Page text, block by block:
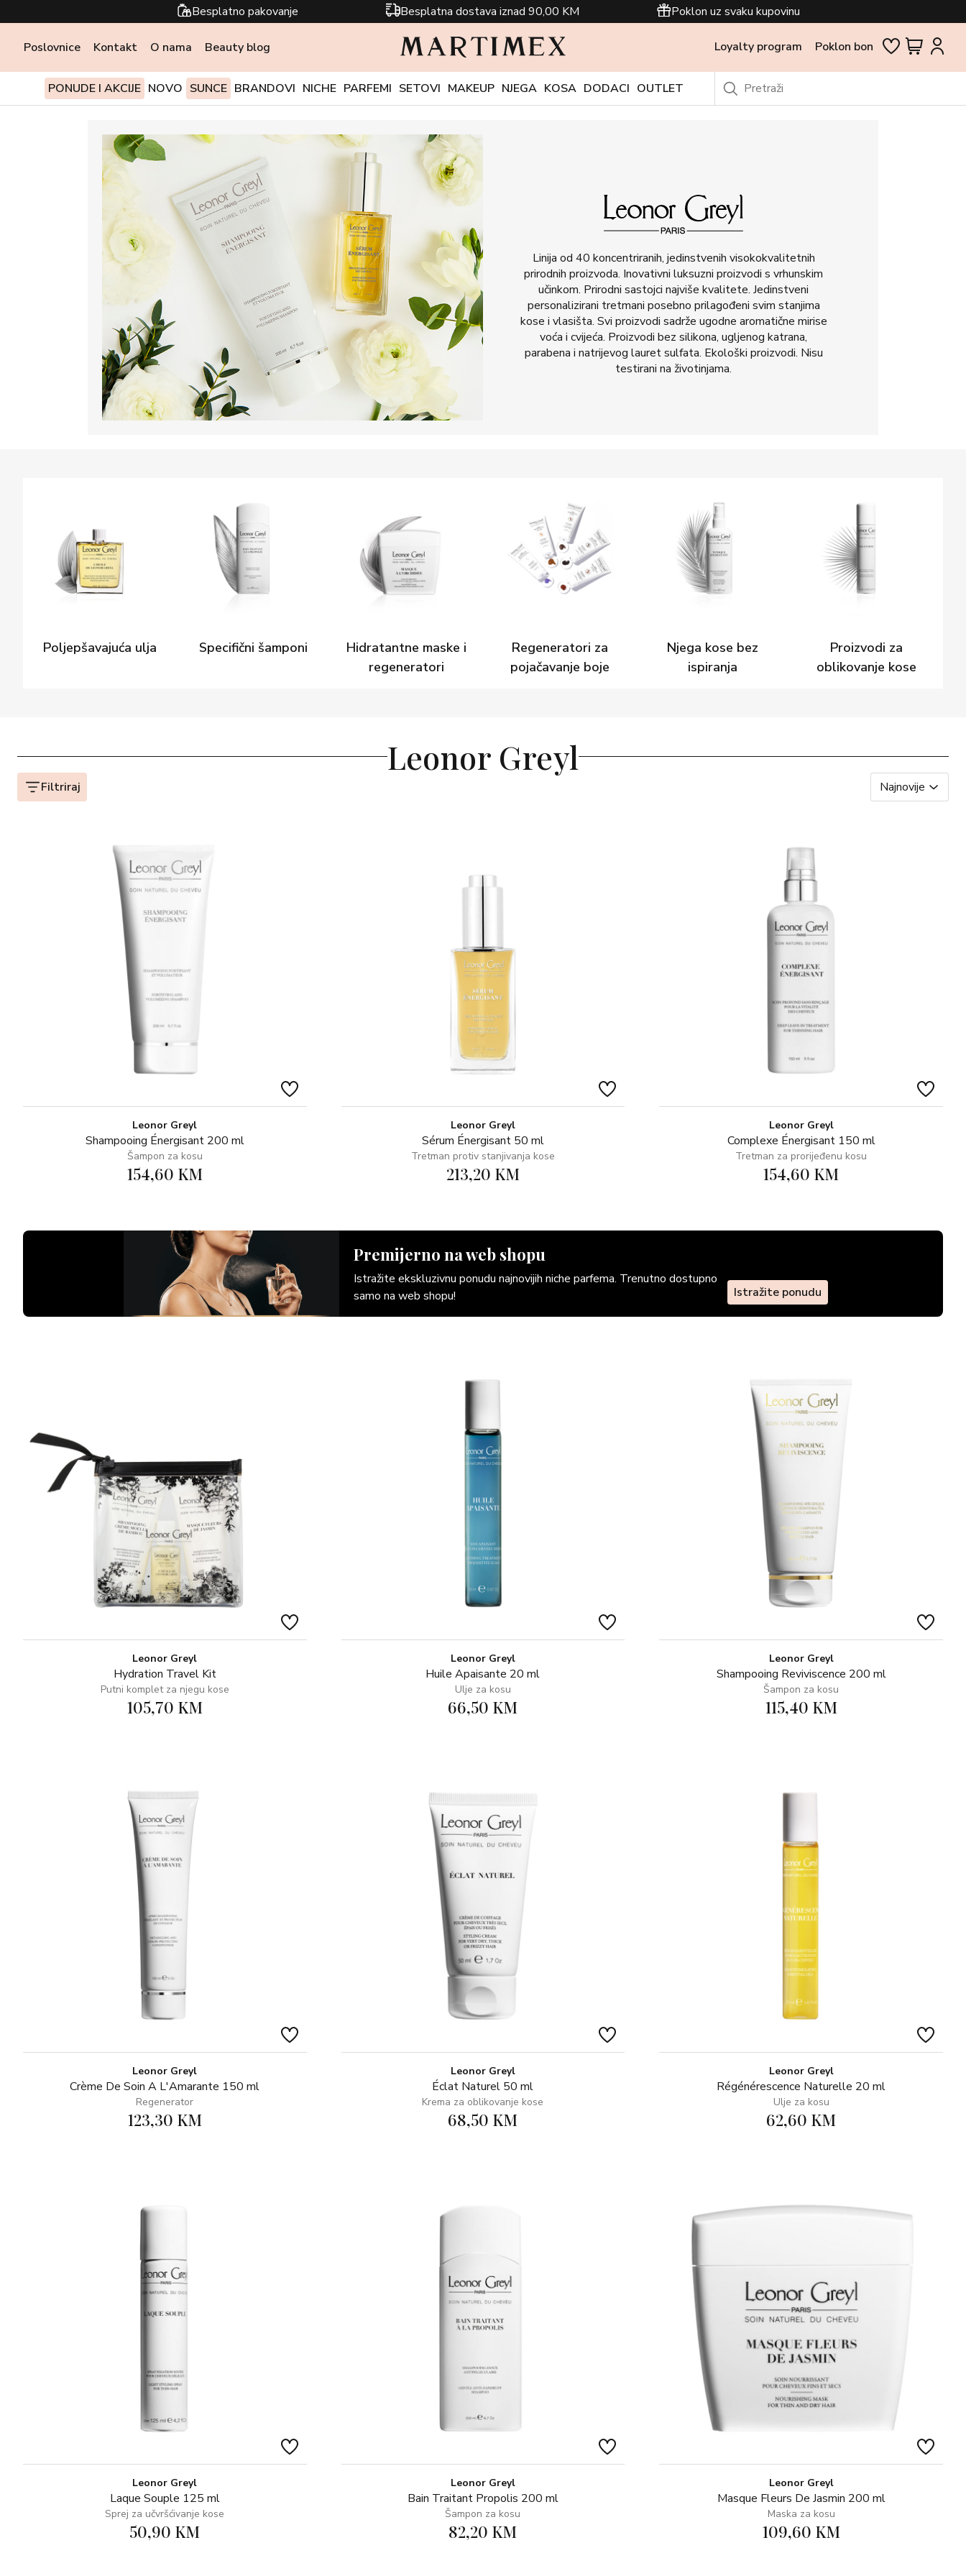
Besplatno pakovanje Besplatna dostava iznad 90,00 KM Poklon uz svaku kupovinu
Poslovnice Kontakt O nama Beauty blog Loyalty program Poklon bon
PONUDE I AKCIJE NOVO SUNCE BRANDOVI NICHE PARFEMI SETOVI MAKEUP NJEGA KOSA DODACI OUTLET
Linija od 40 koncentriranih, jedinstvenih visokokvalitetnih
prirodnih proizvoda. Inovativni luksuzni proizvodi s vrhunskim
učinkom. Prirodni sastojci najviše kvalitete. Jedinstveni
personalizirani tretmani posebno prilagođeni svim stanjima
kose i vlasišta. Svi proizvodi sadrže ugodne aromatične mirise
voća i cvijeća. Proizvodi bez silikona, ugljenog katrana,
parabena i natrijevog lauret sulfata. Ekološki proizvodi. Nisu
testirani na životinjama.
Poljepšavajuća ulja Specifični šamponi
Hidratantne maske i
regeneratori
Regeneratori za
pojačavanje boje
Njega kose bez
ispiranja
Proizvodi za
oblikovanje kose
Leonor Greyl
Filtriraj Najnovije
Leonor Greyl
Shampooing Énergisant 200 ml
Šampon za kosu
154,60 KM
Leonor Greyl
Sérum Énergisant 50 ml
Tretman protiv stanjivanja kose
213,20 KM
Premijerno na web shopu
Istražite ekskluzivnu ponudu najnovijih niche parfema. Trenutno dostupno
samo na web shopu!
Istražite ponudu
Leonor Greyl
Complexe Énergisant 150 ml
Tretman za prorijeđenu kosu
154,60 KM
Leonor Greyl
Hydration Travel Kit
Putni komplet za njegu kose
105,70 KM
Leonor Greyl
Huile Apaisante 20 ml
Ulje za kosu
66,50 KM
Leonor Greyl
Shampooing Reviviscence 200 ml
Šampon za kosu
115,40 KM
Leonor Greyl
Crème De Soin A L'Amarante 150 ml
Regenerator
123,30 KM
Leonor Greyl
Éclat Naturel 50 ml
Krema za oblikovanje kose
68,50 KM
Leonor Greyl
Régénérescence Naturelle 20 ml
Ulje za kosu
62,60 KM
Leonor Greyl
Laque Souple 125 ml
Sprej za učvršćivanje kose
50,90 KM
Leonor Greyl
Bain Traitant Propolis 200 ml
Šampon za kosu
82,20 KM
Leonor Greyl
Masque Fleurs De Jasmin 200 ml
Maska za kosu
109,60 KM